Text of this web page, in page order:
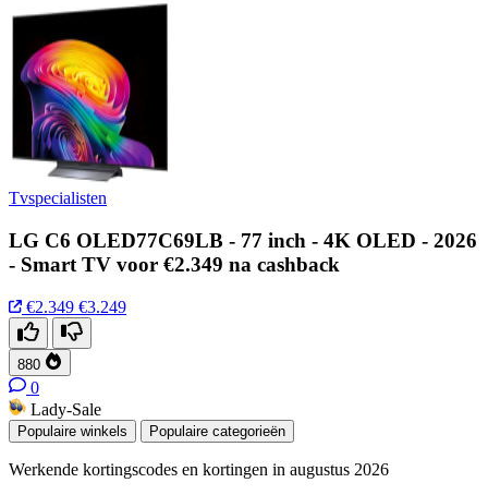
Tvspecialisten
LG C6 OLED77C69LB - 77 inch - 4K OLED - 2026
- Smart TV voor €2.349 na cashback
€2.349 €3.249
880
0
Lady-Sale
Populaire winkels Populaire categorieën
Werkende kortingscodes en kortingen in augustus 2026